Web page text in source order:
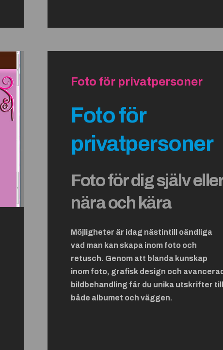
Foto för privatpersoner
Foto för
privatpersoner
Foto för dig själv eller
nära och kära
Möjligheter är idag nästintill oändliga
vad man kan skapa inom foto och
retusch. Genom att blanda kunskap
inom foto, grafisk design och
bildbehandling får du unika utskrifter till
både albumet och väggen.